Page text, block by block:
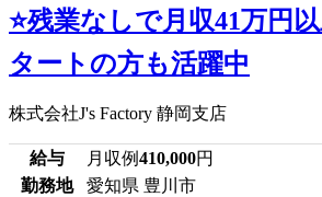
⭐残業なしで月収41万円
タートの方も活躍中
株式会社J's Factory 静岡支店
給与 月収例410,000円
勤務地
愛知県 豊川市